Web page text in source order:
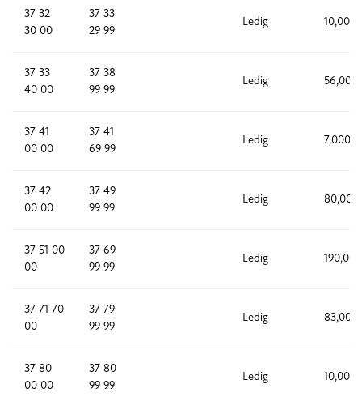
37 32
30 00
37 33
29 99
Ledig 10,000
37 33
40 00
37 38
99 99
Ledig 56,000
37 41
00 00
37 41
69 99
Ledig 7,000
37 42
00 00
37 49
99 99
Ledig 80,000
37 51 00
00
37 69
99 99
Ledig 190,000
37 71 70
00
37 79
99 99
Ledig 83,000
37 80
00 00
37 80
99 99
Ledig 10,000